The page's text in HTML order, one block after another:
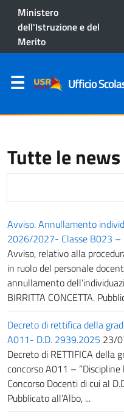
Ministero
dell'Istruzione e del
Merito
Ufficio
Tutte le news
Avviso. Annullamento
2026/2027- Classe B023 –
Avviso, relativo alla
in ruolo del personale
annullamento
BIRRITTA CONCETTA.
Decreto di rettifica della
A011- D.D. 2939.2025 23/
Decreto di RETTIFICA della
concorso A011 –
Concorso Docenti di cui al
Pubblicato all’Albo, ...